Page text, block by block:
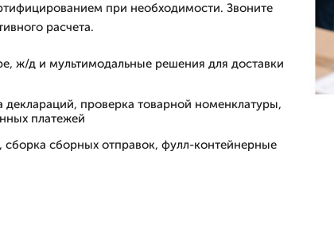
при необходимости. Звоните
расчета.
ж/д и мультимодальные решения для доставки
деклараций, проверка товарной номенклатуры,
платежей
сборка сборных отправок, фулл-контейнерные